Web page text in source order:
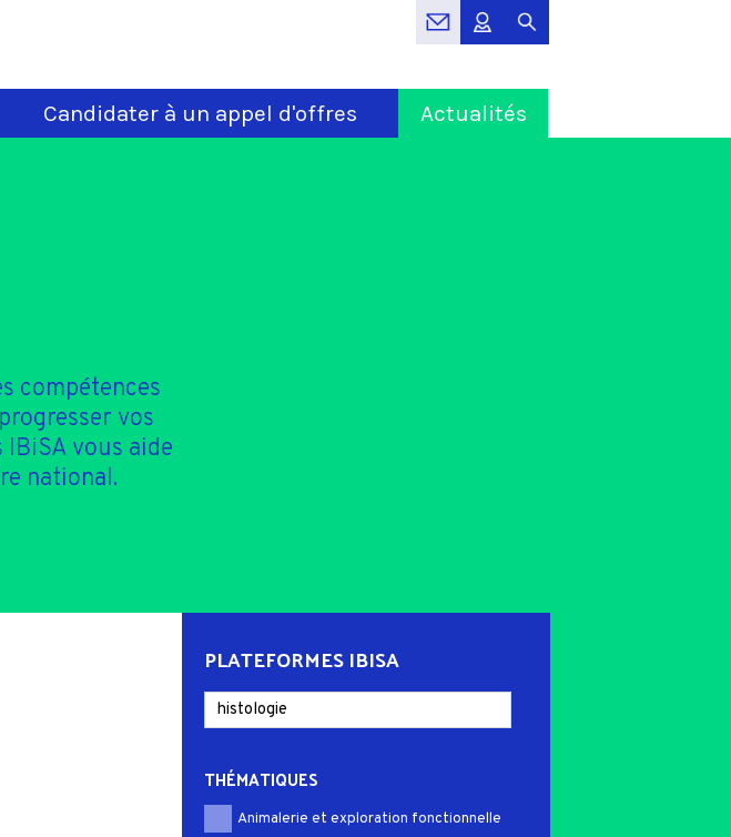
Candidater à un appel d'offres Actualités
compétences
vos
vous aide
national.
PLATEFORMES IBISA
THÉMATIQUES
Animalerie et exploration fonctionnelle